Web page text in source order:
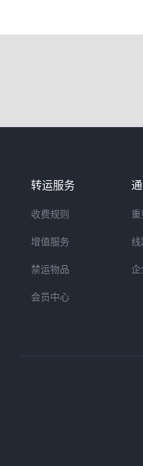
转运服务
收费规则
增值服务
禁运物品
会员中心
重
线